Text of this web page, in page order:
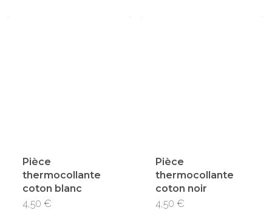
Pièce
thermocollante
coton blanc
4,50 €
Pièce
thermocollante
coton noir
4,50 €